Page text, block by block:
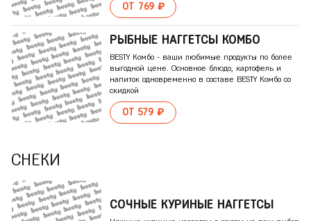
ОТ 769 ₽
РЫБНЫЕ НАГГЕТСЫ КОМБО
BESTY Комбо - ваши любимые продукты по более
выгодной цене. Основное блюдо, картофель и
напиток одновременно в составе BESTY Комбо со
скидкой
ОТ 579 ₽
СНЕКИ
СОЧНЫЕ КУРИНЫЕ НАГГЕТСЫ